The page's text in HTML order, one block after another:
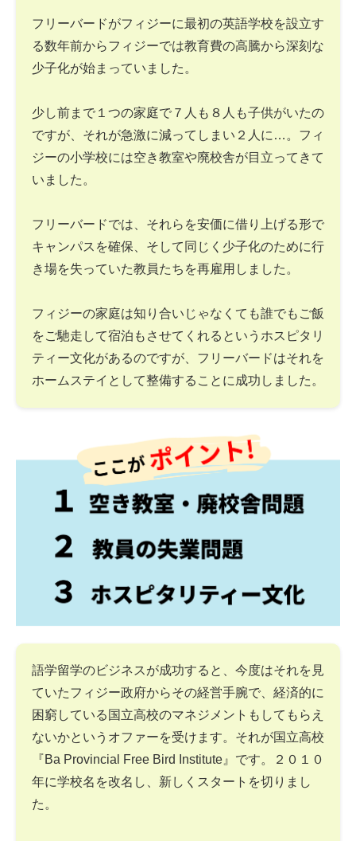
フリーバードがフィジーに最初の英語学校を設立す
る数年前からフィジーでは教育費の高騰から深刻な
少子化が始まっていました。
少し前まで１つの家庭で７人も８人も子供がいたの
ですが、それが急激に減ってしまい２人に…。フィ
ジーの小学校には空き教室や廃校舎が目立ってきて
いました。
フリーバードでは、それらを安価に借り上げる形で
キャンパスを確保、そして同じく少子化のために行
き場を失っていた教員たちを再雇用しました。
フィジーの家庭は知り合いじゃなくても誰でもご飯
をご馳走して宿泊もさせてくれるというホスピタリ
ティー文化があるのですが、フリーバードはそれを
ホームステイとして整備することに成功しました。
語学留学のビジネスが成功すると、今度はそれを見
ていたフィジー政府からその経営手腕で、経済的に
困窮している国立高校のマネジメントもしてもらえ
ないかというオファーを受けます。それが国立高校
『Ba Provincial Free Bird Institute』です。２０１０
年に学校名を改名し、新しくスタートを切りまし
た。